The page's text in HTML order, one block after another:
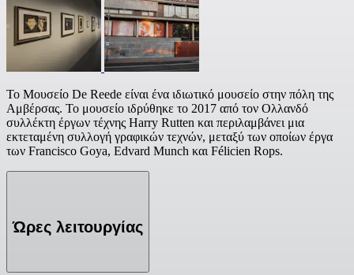
Το Μουσείο De Reede είναι ένα ιδιωτικό μουσείο στην πόλη της
Αμβέρσας. Το μουσείο ιδρύθηκε το 2017 από τον Ολλανδό
συλλέκτη έργων τέχνης Harry Rutten και περιλαμβάνει μια
εκτεταμένη συλλογή γραφικών τεχνών, μεταξύ των οποίων έργα
των Francisco Goya, Edvard Munch και Félicien Rops.
Ώρες λειτουργίας